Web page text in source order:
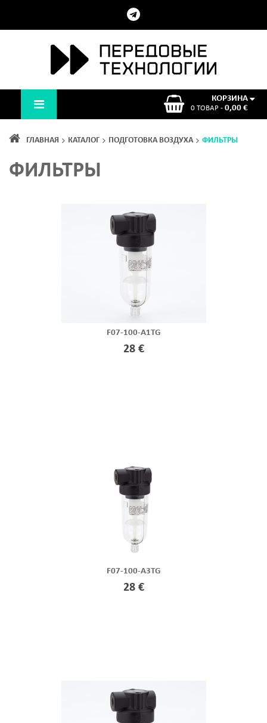
КОРЗИНА
0 ТОВАР - 0,00 €
ГЛАВНАЯ КАТАЛОГ ПОДГОТОВКА ВОЗДУХА ФИЛЬТРЫ
ФИЛЬТРЫ
F07-100-A1TG
28 €
F07-100-A3TG
28 €